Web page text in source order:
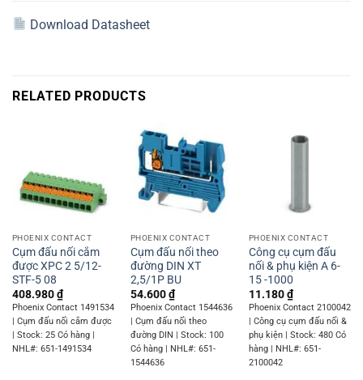
Download Datasheet
RELATED PRODUCTS
PHOENIX CONTACT
Cụm đấu nối cắm
được XPC 2 5/12-
STF-5 08
408.980₫
Phoenix Contact 1491534
| Cụm đấu nối cắm được
| Stock: 25 Có hàng |
NHL#: 651-1491534
PHOENIX CONTACT
Cụm đấu nối theo
đường DIN XT
2,5/1P BU
54.600₫
Phoenix Contact 1544636
| Cụm đấu nối theo
đường DIN | Stock: 100
Có hàng | NHL#: 651-
1544636
PHOENIX CONTACT
Công cụ cụm đấu
nối & phụ kiện A 6-
15 -1000
11.180₫
Phoenix Contact 2100042
| Công cụ cụm đấu nối &
phụ kiện | Stock: 480 Có
hàng | NHL#: 651-
2100042